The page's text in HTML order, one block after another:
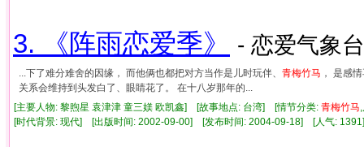
3. 《阵雨恋爱季》 - 恋爱气象
...下了难分难舍的因缘， 而他俩也都把对方当作是儿时玩伴、 青梅竹马 ， 是感
关系会维持到头发白了、眼睛花了。 在十八岁那年的...
[主要人物: 黎煦星 袁津津 童三媄 欧凯鑫] [故事地点: 台湾] [情节分类: 青梅竹马
[时代背景: 现代] [出版时间: 2002-09-00] [发布时间: 2004-09-18] [人气: